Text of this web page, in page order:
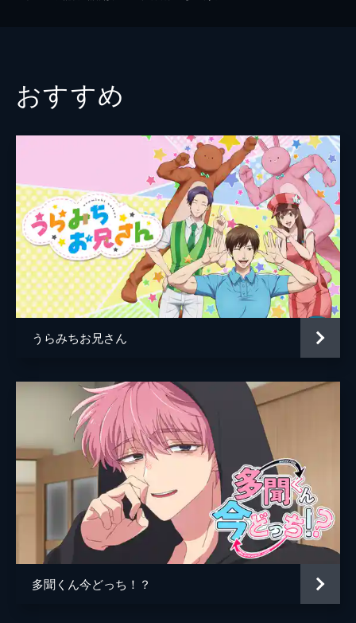
デルが広瀬に決まり、ペンが早くなる。意気
揚々と鼻を鳴らしていると、隣のスケッチが
第4話 ミラクル！まじないの聖水！！
中村はクラスメイトの大森の存在に落胆す
る。まさか広瀬の“幼馴染”だなんて!負のオー
ラを纏う中村へオカ研の青木山が現れ「幸運
の小瓶」を押し付けてきた。
24分
第5話 ムカムカ！あいつらデキてんの！？
え?広瀬と夢のような触れ合いをする武内剛
太??もうイライラの限界が近い中村に、武内
は視線を向けてくる。いったい何が起きてい
第6話 君と！”友達”になりたくて！！
課外授業で横浜中華街へ。広瀬と同じ班にな
れた中村は、「今日こそ友達に...!」と意気込
むがチャンスは訪れない。ふと広瀬を見ると
浮かない表情をしていて...。
第7話 で、出た！学校の怪談！？
広瀬と友達になり浮かれる中村とは裏腹に、
校内は怪談話で持ちきり。それを題材に映画
を撮りたい演劇・映像部の田村は、中村たち
24分
大森司 笹翼
幕の内 山口勝平
宅 竹内順子
青木山麗子 大地葉
仁王馨 武内駿輔
田村亜乱堂 千葉翔也
松村高青 小野賢章
監督 梅木葵
キャラクターデザイン 梅木葵
辻田絢菜
アニメーション制作 ドライブ
おすすめ
うらみちお兄さん
多聞くん今どっち！？